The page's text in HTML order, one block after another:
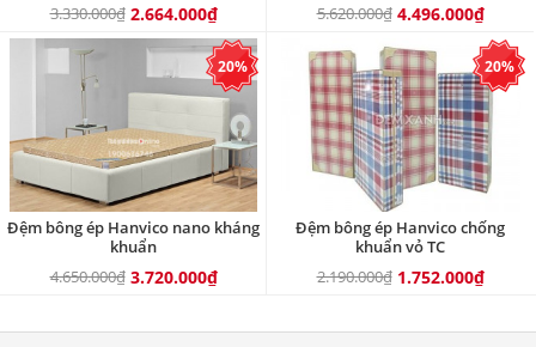
3.330.000₫ 2.664.000₫
5.620.000₫ 4.496.000₫
20%
Đệm bông ép Hanvico nano kháng
khuẩn
4.650.000₫ 3.720.000₫
20%
Đệm bông ép Hanvico chống
khuẩn vỏ TC
2.190.000₫ 1.752.000₫